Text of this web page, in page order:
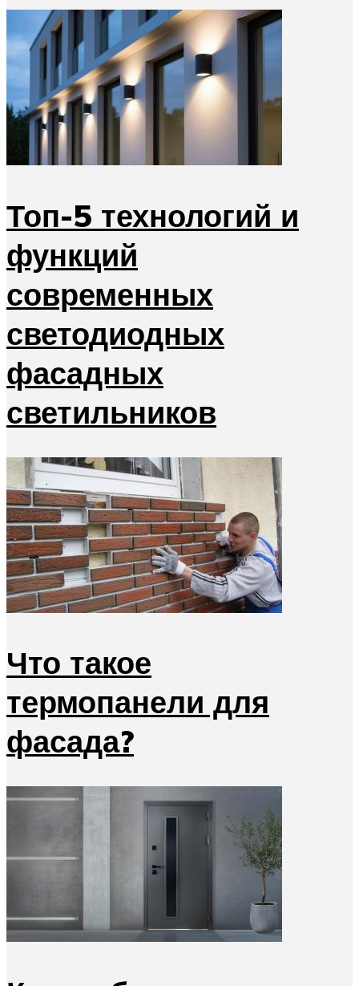
Топ-5 технологий и
функций
современных
светодиодных
фасадных
светильников
Что такое
термопанели для
фасада?